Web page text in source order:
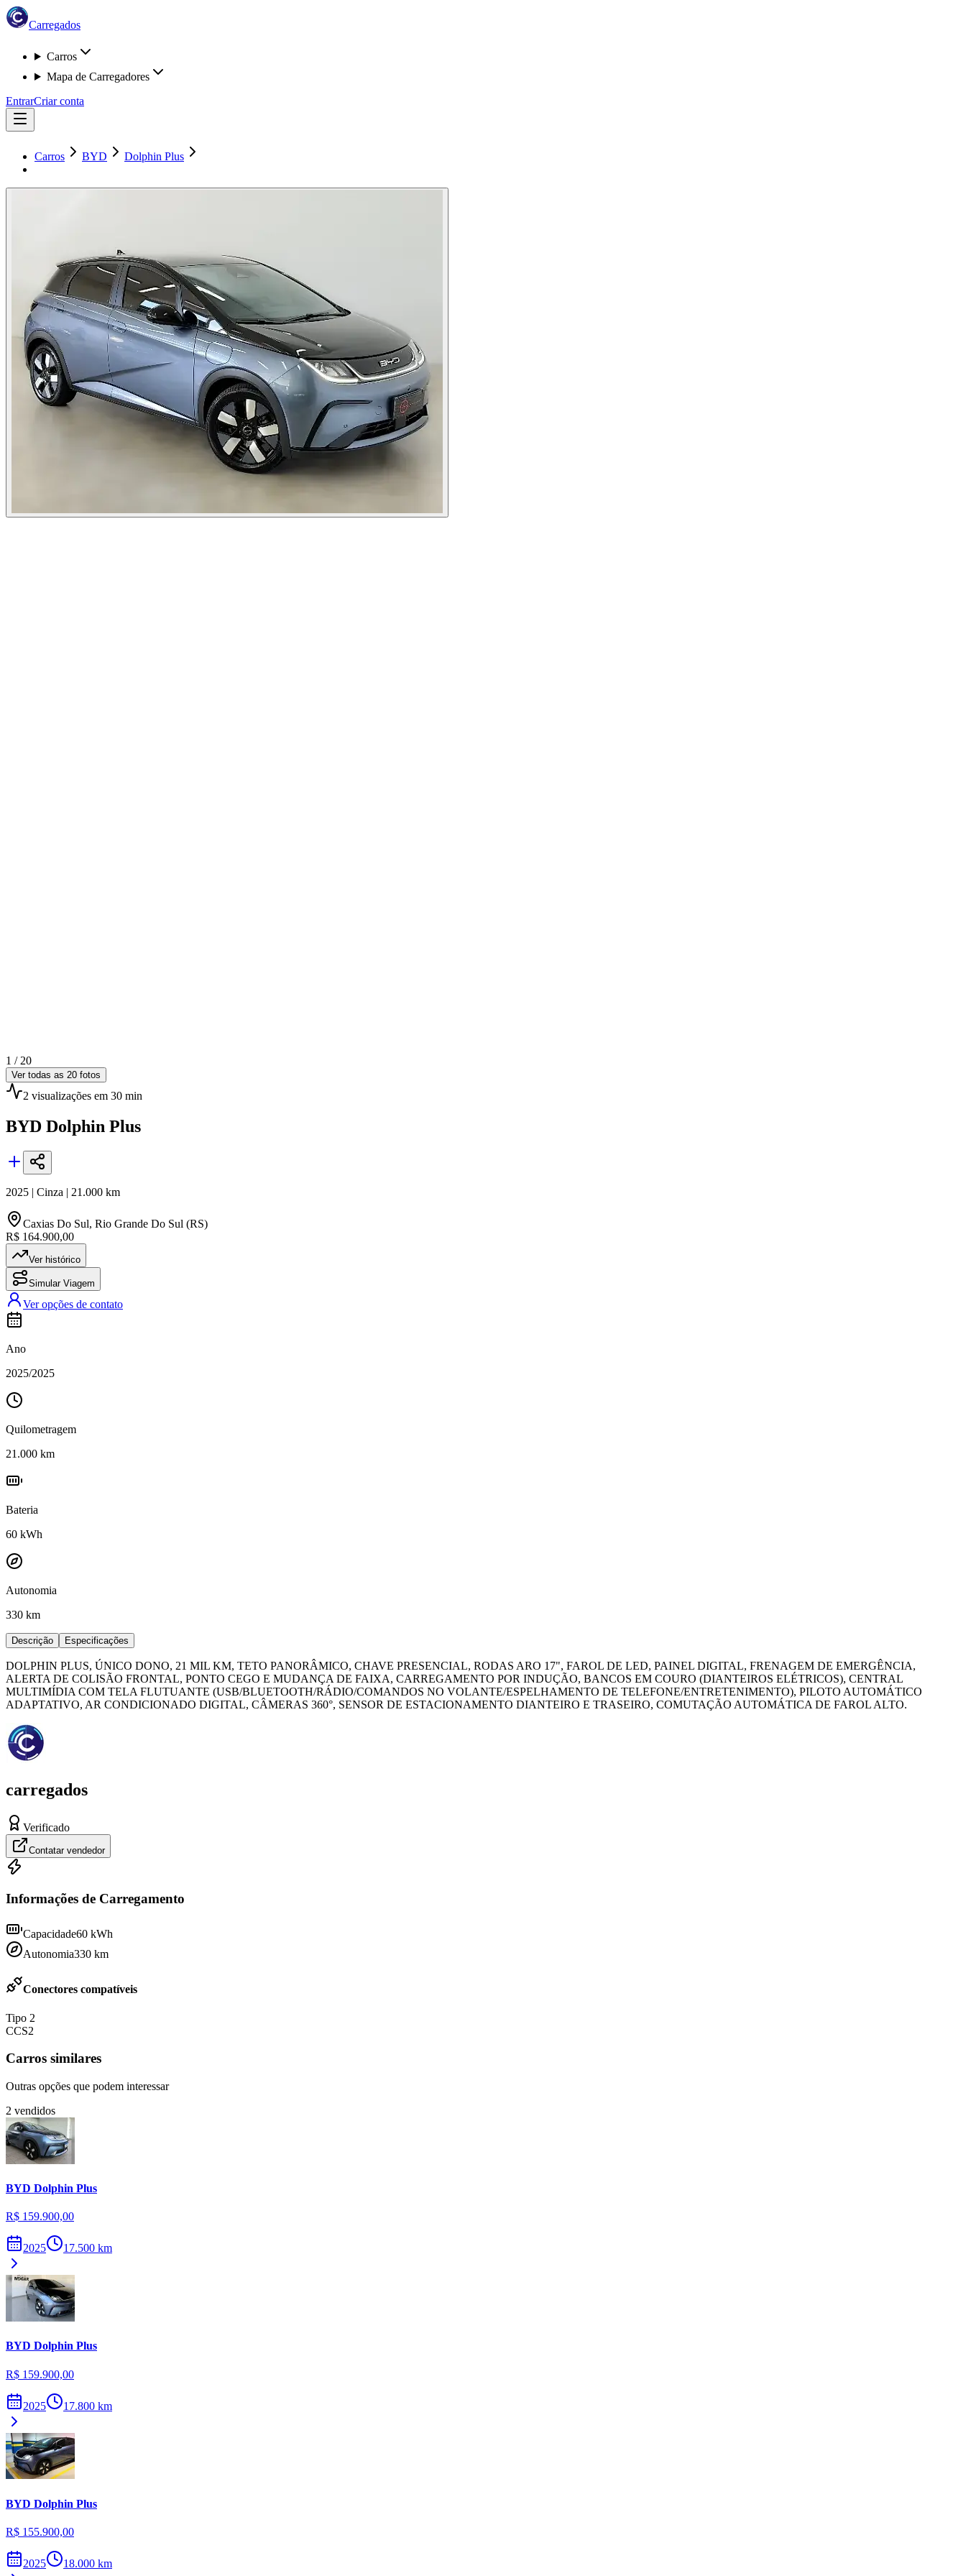
Carregados
Carros
Mapa de Carregadores
EntrarCriar conta
Carros BYD Dolphin Plus
1 / 20
Ver todas as 20 fotos
2 visualizações em 30 min
BYD Dolphin Plus
2025 | Cinza | 21.000 km
Caxias Do Sul, Rio Grande Do Sul (RS)
R$ 164.900,00
Ver histórico
Simular Viagem
Ver opções de contato
Ano
2025/2025
Quilometragem
21.000 km
Bateria
60 kWh
Autonomia
330 km
Descrição Especificações
DOLPHIN PLUS, ÚNICO DONO, 21 MIL KM, TETO PANORÂMICO, CHAVE PRESENCIAL, RODAS ARO 17", FAROL DE LED, PAINEL DIGITAL, FRENAGEM DE EMERGÊNCIA,
ALERTA DE COLISÃO FRONTAL, PONTO CEGO E MUDANÇA DE FAIXA, CARREGAMENTO POR INDUÇÃO, BANCOS EM COURO (DIANTEIROS ELÉTRICOS), CENTRAL
MULTIMÍDIA COM TELA FLUTUANTE (USB/BLUETOOTH/RÁDIO/COMANDOS NO VOLANTE/ESPELHAMENTO DE TELEFONE/ENTRETENIMENTO), PILOTO AUTOMÁTICO
ADAPTATIVO, AR CONDICIONADO DIGITAL, CÂMERAS 360°, SENSOR DE ESTACIONAMENTO DIANTEIRO E TRASEIRO, COMUTAÇÃO AUTOMÁTICA DE FAROL ALTO.
carregados
Verificado
Contatar vendedor
Informações de Carregamento
Capacidade60 kWh
Autonomia330 km
Conectores compatíveis
Tipo 2
CCS2
Carros similares
Outras opções que podem interessar
2 vendidos
BYD Dolphin Plus
R$ 159.900,00
2025 17.500 km
BYD Dolphin Plus
R$ 159.900,00
2025 17.800 km
BYD Dolphin Plus
R$ 155.900,00
2025 18.000 km